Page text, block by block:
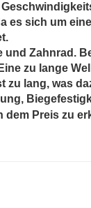
es sich um
und Zahnrad.
zu lange
lang, was
Preis zu